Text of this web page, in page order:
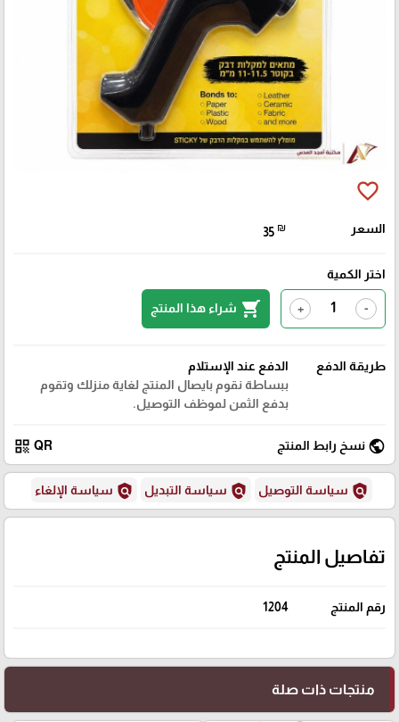
favorite_border
السعر 35 ₪
اختر الكمية
-
+
shopping_cart شراء هذا المنتج
طريقة الدفع
الدفع عند الإستلام
ببساطة نقوم بايصال المنتج لغاية منزلك وتقوم
بدفع الثمن لموظف التوصيل.
public نسخ رابط المنتج QR
qr_code
policy سياسة التوصيل policy سياسة التبديل policy سياسة الإلغاء
تفاصيل المنتج
رقم المنتج 1204
منتجات ذات صلة